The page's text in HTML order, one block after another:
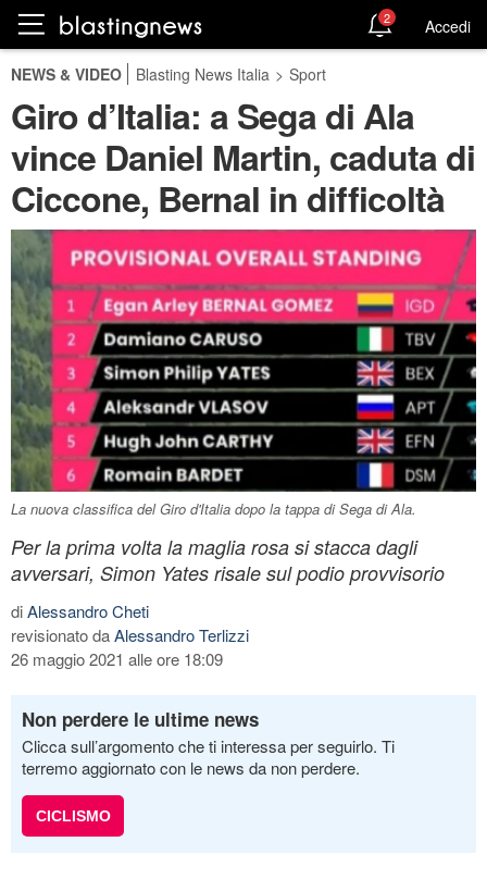
2 Accedi
NEWS & VIDEO Blasting News Italia > Sport
Giro d’Italia: a Sega di Ala
vince Daniel Martin, caduta di
Ciccone, Bernal in difficoltà
La nuova classifica del Giro d'Italia dopo la tappa di Sega di Ala.
Per la prima volta la maglia rosa si stacca dagli
avversari, Simon Yates risale sul podio provvisorio
diAlessandro Cheti
revisionato daAlessandro Terlizzi
26 maggio 2021 alle ore 18:09
Non perdere le ultime news
Clicca sull’argomento che ti interessa per seguirlo. Ti
terremo aggiornato con le news da non perdere.
CICLISMO